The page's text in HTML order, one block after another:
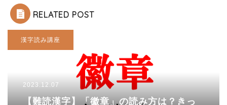
RELATED POST
漢字読み講座
2023.12.07
【難読漢字】「徽章」の読み方は？きっ